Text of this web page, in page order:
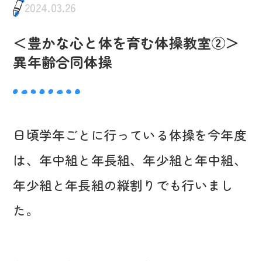
2024.03.26
＜豊かな心と体を育む体操教室②＞
異年齢合同体操
日頃学年ごとに行っている体操を今年度
は、年中組と年長組、年少組と年中組、
年少組と年長組の縦割りでも行いまし
た。